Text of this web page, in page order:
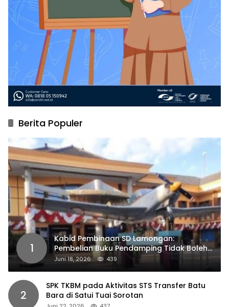
Berita Populer
1
Kabid Pembinaan SD Lamongan:
Pembelian Buku Pendamping Tidak Boleh
Dipaksakan
Juni 18, 2026 439
2
SPK TKBM pada Aktivitas STS Transfer Batu
Bara di Satui Tuai Sorotan